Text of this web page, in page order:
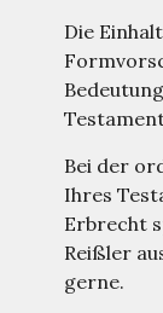
Die
Bei der
Ihres
Erbrecht
Reißler
gerne.